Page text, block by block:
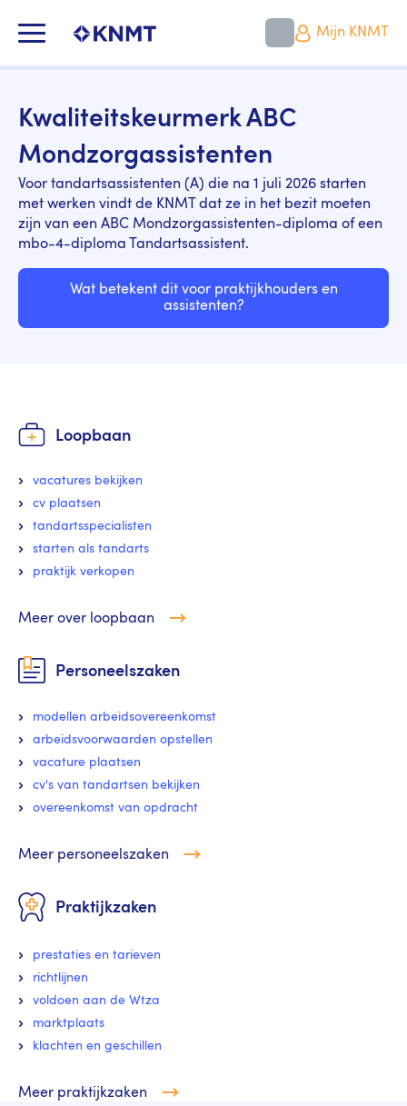
naar
Mijn KNMT
Kwaliteitskeurmerk ABC
Mondzorgassistenten
Voor tandartsassistenten (A) die na 1 juli 2026 starten
met werken vindt de KNMT dat ze in het bezit moeten
zijn van een ABC Mondzorgassistenten-diploma of een
mbo-4-diploma Tandartsassistent.
Wat betekent dit voor praktijkhouders en
assistenten?
Loopbaan
vacatures bekijken
cv plaatsen
tandartsspecialisten
starten als tandarts
praktijk verkopen
Meer over loopbaan
Personeelszaken
modellen arbeidsovereenkomst
arbeidsvoorwaarden opstellen
vacature plaatsen
cv's van tandartsen bekijken
overeenkomst van opdracht
Meer personeelszaken
Praktijkzaken
prestaties en tarieven
richtlijnen
voldoen aan de Wtza
marktplaats
klachten en geschillen
Meer praktijkzaken